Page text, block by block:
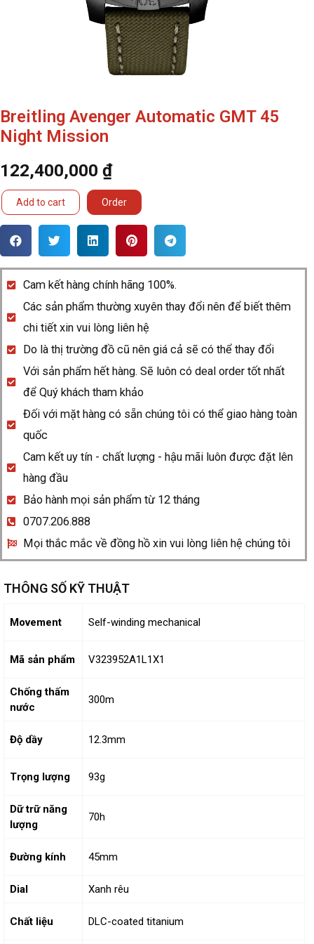
Breitling Avenger Automatic GMT 45
Night Mission
122,400,000 ₫
Breitling
Automatic
45
Night
Mission
quantity
Add to cart Order
Cam kết hàng chính hãng 100%.
Các sản phẩm thường xuyên thay đổi nên để biết thêm
chi tiết xin vui lòng liên hệ
Do là thị trường đồ cũ nên giá cả sẽ có thể thay đổi
Với sản phẩm hết hàng. Sẽ luôn có deal order tốt nhất
để Quý khách tham khảo
Đối với mặt hàng có sẵn chúng tôi có thể giao hàng toàn
quốc
Cam kết uy tín - chất lượng - hậu mãi luôn được đặt lên
hàng đầu
Bảo hành mọi sản phẩm từ 12 tháng
0707.206.888
Mọi thắc mắc về đồng hồ xin vui lòng liên hệ chúng tôi
THÔNG SỐ KỸ THUẬT
Movement Self-winding mechanical
Mã sản phẩm V323952A1L1X1
Chống thấm
nước
300m
Độ dầy 12.3mm
Trọng lượng 93g
Dữ trữ năng
lượng
70h
Đường kính 45mm
Dial Xanh rêu
Chất liệu DLC-coated titanium